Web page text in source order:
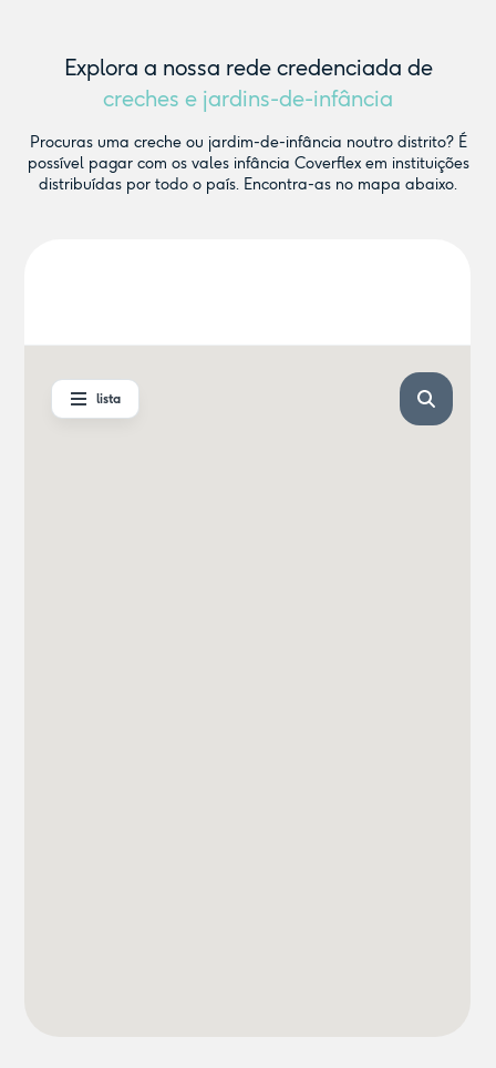
Explora a nossa rede credenciada de
creches e jardins-de-infância
Procuras uma creche ou jardim-de-infância noutro distrito? É
possível pagar com os vales infância Coverflex em instituições
distribuídas por todo o país. Encontra-as no mapa abaixo.